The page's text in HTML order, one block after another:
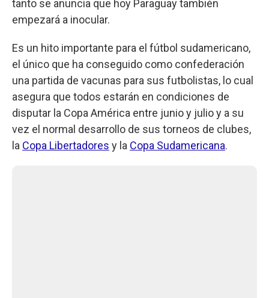
tanto se anuncia que hoy Paraguay también
empezará a inocular.
Es un hito importante para el fútbol sudamericano,
el único que ha conseguido como confederación
una partida de vacunas para sus futbolistas, lo cual
asegura que todos estarán en condiciones de
disputar la Copa América entre junio y julio y a su
vez el normal desarrollo de sus torneos de clubes,
la Copa Libertadores y la Copa Sudamericana.